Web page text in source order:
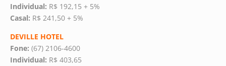
Individual: R$ 192,15 + 5%
Casal: R$ 241,50 + 5%
DEVILLE HOTEL
Fone: (67) 2106-4600
Individual: R$ 403,65